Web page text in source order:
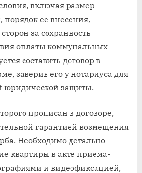
включая размер
ее внесения,
за сохранность
оплаты коммунальных
составить договор в
заверив его у нотариуса для
юридической защиты.
прописан в договоре,
гарантией возмещения
Необходимо детально
квартиры в акте приема-
и видеофиксацией,